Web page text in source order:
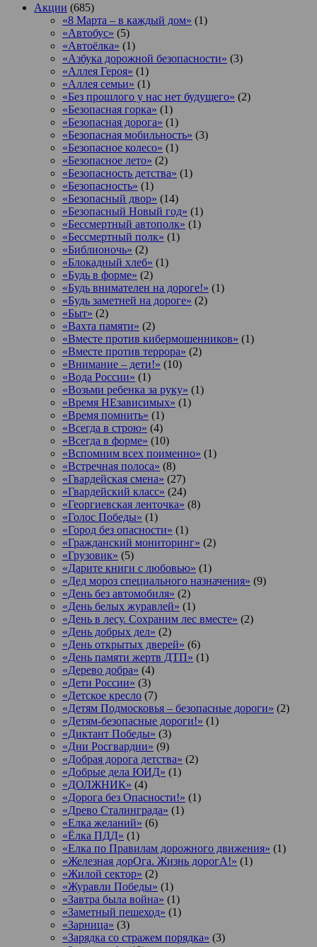
Акции (685)
«8 Марта – в каждый дом» (1)
«Автобус» (5)
«Автоёлка» (1)
«Азбука дорожной безопасности» (3)
«Аллея Героя» (1)
«Аллея семьи» (1)
«Без прошлого у нас нет будущего» (2)
«Безопасная горка» (1)
«Безопасная дорога» (1)
«Безопасная мобильность» (3)
«Безопасное колесо» (1)
«Безопасное лето» (2)
«Безопасность детства» (1)
«Безопасность» (1)
«Безопасный двор» (14)
«Безопасный Новый год» (1)
«Бессмертный автополк» (1)
«Бессмертный полк» (1)
«Библионочь» (2)
«Блокадный хлеб» (1)
«Будь в форме» (2)
«Будь внимателен на дороге!» (1)
«Будь заметней на дороге» (2)
«Быт» (2)
«Вахта памяти» (2)
«Вместе против кибермошенников» (1)
«Вместе против террора» (2)
«Внимание – дети!» (10)
«Вода России» (1)
«Возьми ребенка за руку» (1)
«Время НЕзависимых» (1)
«Время помнить» (1)
«Всегда в строю» (4)
«Всегда в форме» (10)
«Вспомним всех поименно» (1)
«Встречная полоса» (8)
«Гвардейская смена» (27)
«Гвардейский класс» (24)
«Георгиевская ленточка» (8)
«Голос Победы» (1)
«Город без опасности» (1)
«Гражданский мониторинг» (2)
«Грузовик» (5)
«Дарите книги с любовью» (1)
«Дед мороз специального назначения» (9)
«День без автомобиля» (2)
«День белых журавлей» (1)
«День в лесу. Сохраним лес вместе» (2)
«День добрых дел» (2)
«День открытых дверей» (6)
«День памяти жертв ДТП» (1)
«Дерево добра» (4)
«Дети России» (3)
«Детское кресло (7)
«Детям Подмосковья – безопасные дороги» (2)
«Детям-безопасные дороги!» (1)
«Диктант Победы» (3)
«Дни Росгвардии» (9)
«Добрая дорога детства» (2)
«Добрые дела ЮИД» (1)
«ДОЛЖНИК» (4)
«Дорога без Опасности!» (1)
«Древо Сталинграда» (1)
«Елка желаний» (6)
«Ёлка ПДД» (1)
«Елка по Правилам дорожного движения» (1)
«Железная дорОга. Жизнь дорогА!» (1)
«Жилой сектор» (2)
«Журавли Победы» (1)
«Завтра была война» (1)
«Заметный пешеход» (1)
«Зарница» (3)
«Зарядка со стражем порядка» (3)